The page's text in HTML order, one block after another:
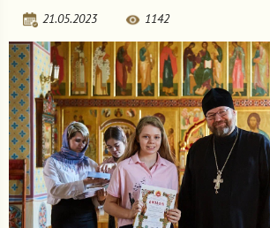
21.05.2023 1142